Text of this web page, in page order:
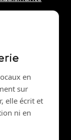
en
sur
elle écrit et
ni en